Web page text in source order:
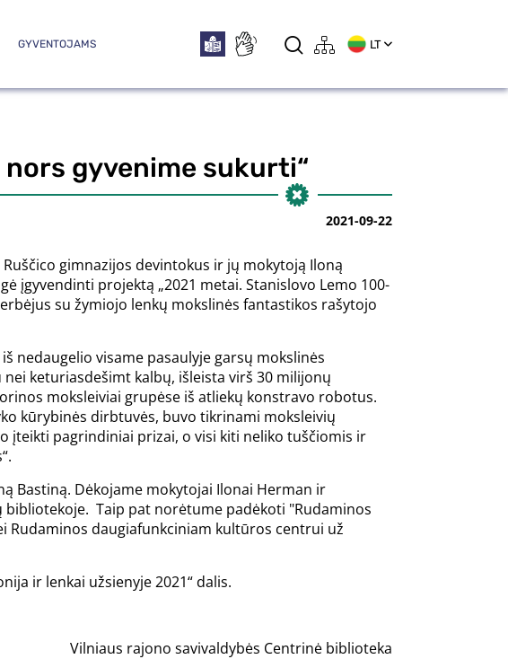
GYVENTOJAMS LT
nors gyvenime sukurti“
2021-09-22
gimnazijos devintokus ir jų mokytoją Iloną
įgyvendinti projektą „2021 metai. Stanislovo Lemo 100-
su žymiojo lenkų mokslinės fantastikos rašytojo
nedaugelio visame pasaulyje garsų mokslinės
keturiasdešimt kalbų, išleista virš 30 milijonų
moksleiviai grupėse iš atliekų konstravo robotus.
kūrybinės dirbtuvės, buvo tikrinami moksleivių
įteikti pagrindiniai prizai, o visi kiti neliko tuščiomis ir
Bastiną. Dėkojame mokytojai Ilonai Herman ir
Taip pat norėtume padėkoti "Rudaminos
Rudaminos daugiafunkciniam kultūros centrui už
ir lenkai užsienyje 2021“ dalis.
Vilniaus rajono savivaldybės Centrinė biblioteka